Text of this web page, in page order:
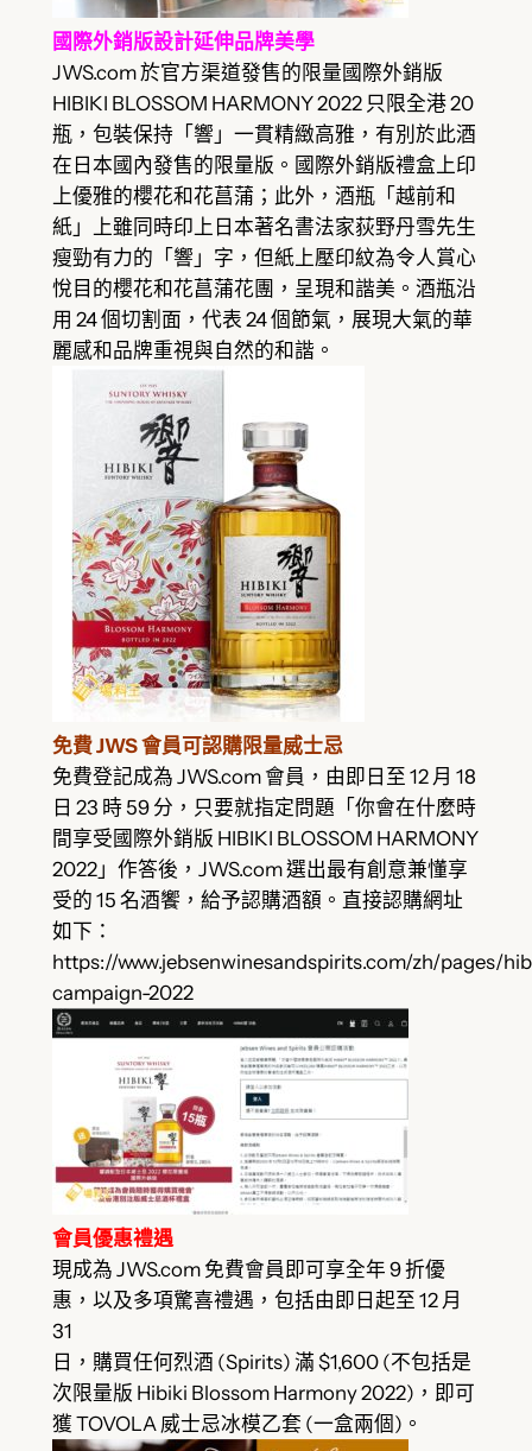
國際外銷版設計延伸品牌美學
JWS.com 於官方渠道發售的限量國際外銷版
HIBIKI BLOSSOM HARMONY 2022 只限全港 20
瓶，包裝保持「響」一貫精緻高雅，有別於此酒
在日本國內發售的限量版。國際外銷版禮盒上印
上優雅的櫻花和花菖蒲；此外，酒瓶「越前和
紙」上雖同時印上日本著名書法家荻野丹雪先生
瘦勁有力的「響」字，但紙上壓印紋為令人賞心
悅目的櫻花和花菖蒲花團，呈現和諧美。酒瓶沿
用 24 個切割面，代表 24 個節氣，展現大氣的華
麗感和品牌重視與自然的和諧。
免費 JWS 會員可認購限量威士忌
免費登記成為 JWS.com 會員，由即日至 12 月 18
日 23 時 59 分，只要就指定問題「你會在什麼時
間享受國際外銷版 HIBIKI BLOSSOM HARMONY
2022」作答後，JWS.com 選出最有創意兼懂享
受的 15 名酒饗，給予認購酒額。直接認購網址
如下：
https://www.jebsenwinesandspirits.com/zh/pages/
campaign-2022
會員優惠禮遇
現成為 JWS.com 免費會員即可享全年 9 折優
惠，以及多項驚喜禮遇，包括由即日起至 12 月
31
日，購買任何烈酒 (Spirits) 滿 $1,600 (不包括是
次限量版 Hibiki Blossom Harmony 2022)，即可
獲 TOVOLA 威士忌冰模乙套 (一盒兩個)。